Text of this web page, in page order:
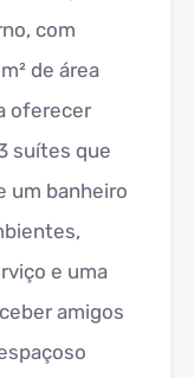
com
de área
oferecer
suítes que
um banheiro
e uma
amigos